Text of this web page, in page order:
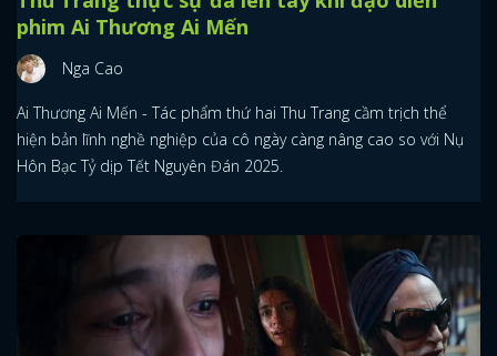
phim Ai Thương Ai Mến
Nga Cao
Ai Thương Ai Mến - Tác phẩm thứ hai Thu Trang cầm trịch thể
hiện bản lĩnh nghề nghiệp của cô ngày càng nâng cao so với Nụ
Hôn Bạc Tỷ dịp Tết Nguyên Đán 2025.